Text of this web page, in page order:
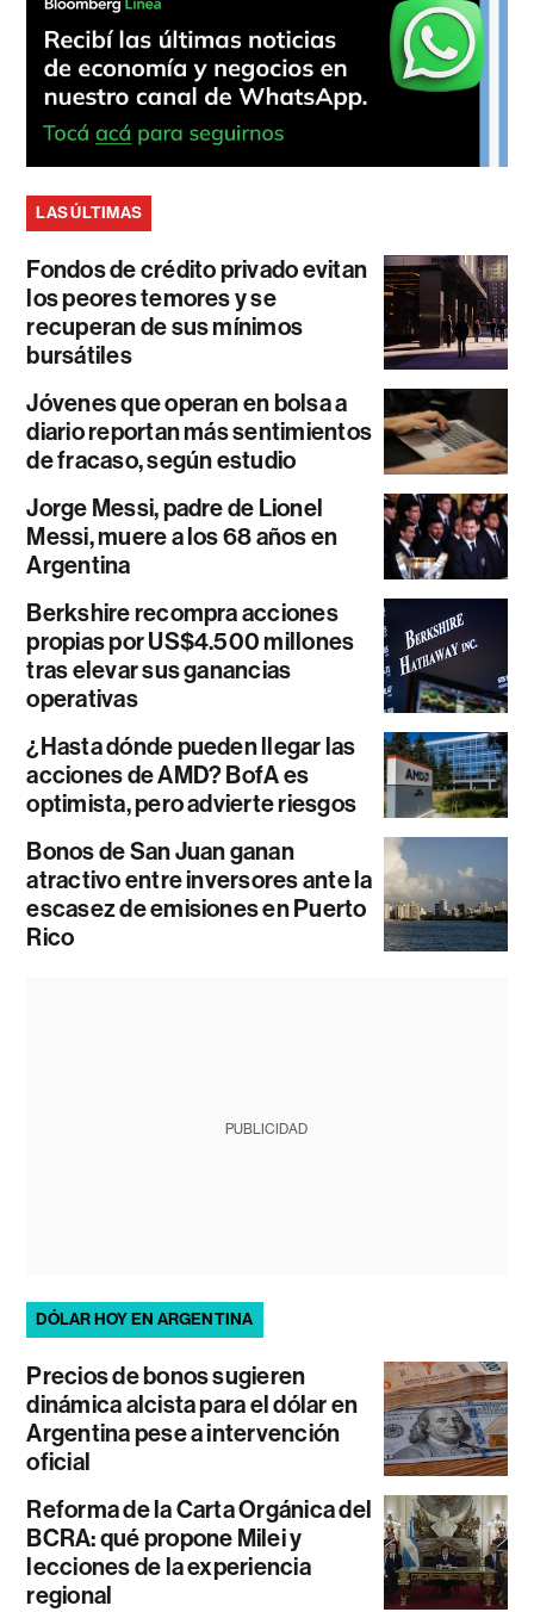
LAS ÚLTIMAS
Fondos de crédito privado evitan
los peores temores y se
recuperan de sus mínimos
bursátiles
Jóvenes que operan en bolsa a
diario reportan más sentimientos
de fracaso, según estudio
Jorge Messi, padre de Lionel
Messi, muere a los 68 años en
Argentina
Berkshire recompra acciones
propias por US$4.500 millones
tras elevar sus ganancias
operativas
¿Hasta dónde pueden llegar las
acciones de AMD? BofA es
optimista, pero advierte riesgos
Bonos de San Juan ganan
atractivo entre inversores ante la
escasez de emisiones en Puerto
Rico
PUBLICIDAD
DÓLAR HOY EN ARGENTINA
Precios de bonos sugieren
dinámica alcista para el dólar en
Argentina pese a intervención
oficial
Reforma de la Carta Orgánica del
BCRA: qué propone Milei y
lecciones de la experiencia
regional